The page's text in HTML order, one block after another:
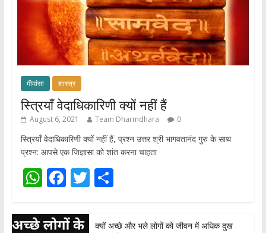
मीमांसा शास्त्र
स्त्रियाँ वेदाधिकारिणी क्यों नहीं हैं
August 6, 2021 Team Dharmdhara 0
स्त्रियाँ वेदाधिकारिणी क्यों नहीं हैं, प्रश्न उत्तर श्री भागवतानंद गुरु के साथ
प्रश्न: आपसे एक जिज्ञासा को शांत करना चाहता
W
at
F
e
T
itt
S
ar
क्यों अच्छे और भले लोगों को जीवन में अधिक दुख